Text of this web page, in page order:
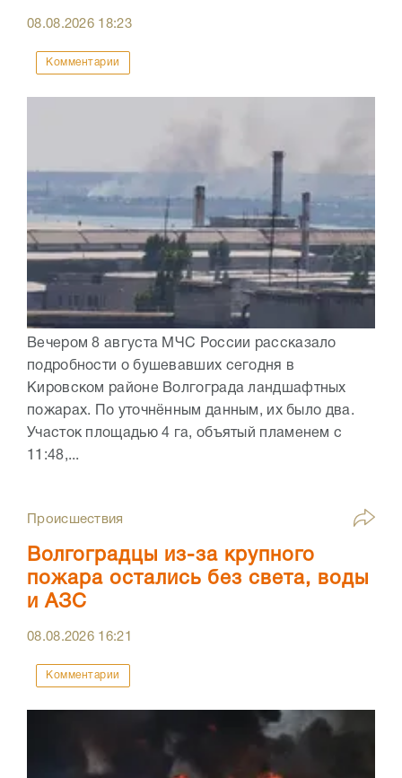
08.08.2026 18:23
Комментарии
Вечером 8 августа МЧС России рассказало
подробности о бушевавших сегодня в
Кировском районе Волгограда ландшафтных
пожарах. По уточнённым данным, их было два.
Участок площадью 4 га, объятый пламенем с
11:48,...
Происшествия
Волгоградцы из-за крупного
пожара остались без света, воды
и АЗС
08.08.2026 16:21
Комментарии